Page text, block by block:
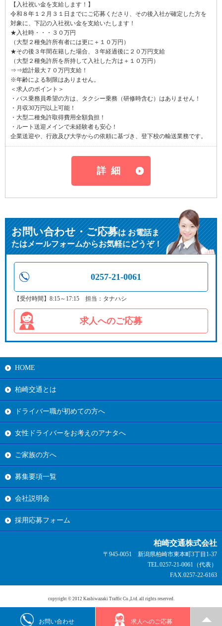
【入社祝い金を支給します！】
令和８年１２月３１日までにご応募くださり、その後入社が確定した方を
対象に、下記の入社祝い金を支給いたします！
★入社時・・・３０万円
（大型２種免許所有者には更に＋１０万円）
★その後３年間在籍した場合、３年経過後に２０万円支給
（大型２種免許所を所持して入社した方は＋１０万円）
⇒⇒総計最大７０万円支給！
※年齢による制限はありません。
＜求人のポイント＞
・バス乗務員希望の方は、タクシー乗務（研修時含む）はありません！
・月収30万円以上可能！
・大型二種免許取得費用全額負担！
・ルート送迎メインで未経験者も安心！
企業送迎や、行政及び大学からの依頼に基づき、登下校の輸送業務です。
詳細
お問い合わせ・ご応募はお電話ま
たはメールフォームからお気軽にどうぞ！
0257-21-0061
【受付時間】8:15～17:15 担当：タナハシ
求人へのご応募
HOME
柏崎交通とは
ドライバー職が初めての方へ
女性ドライバーをお考えのアナタへ
ご家族の方へ
募集要項一覧
会社説明会
採用応募フォーム
柏崎交通株式会社
〒945-0051 新潟県柏崎市東本町3丁目1-37
TEL.0257-21-0061（代表）
FAX.0257-22-6163
copyright © 2012 Kashiwazaki Traffic Co.,Ltd. all rights reserved.
お問い合わせ 求人へのご応募